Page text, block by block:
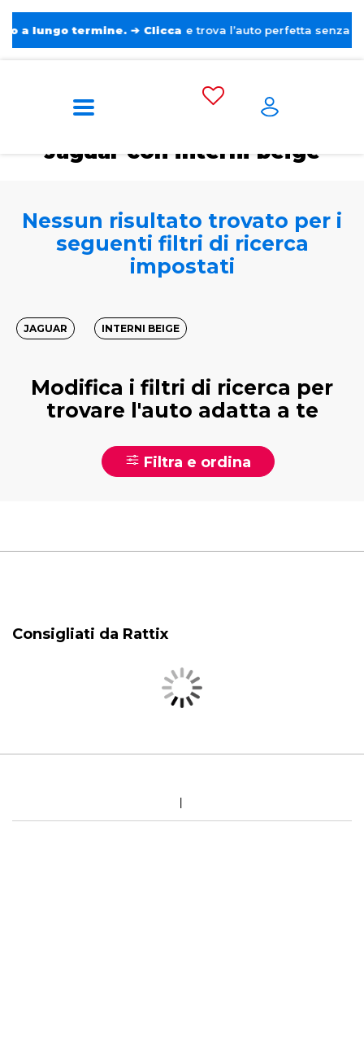
termine. ➔ Clicca e trova l’auto perfetta senza
Home Con interni beige
Jaguar con interni beige
Nessun risultato trovato per i
seguenti filtri di ricerca
impostati
JAGUAR INTERNI BEIGE
Modifica i filtri di ricerca per
trovare l'auto adatta a te
Filtra e ordina
Consigliati da Rattix